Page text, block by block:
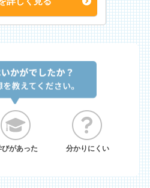
びがあった 分かりにくい